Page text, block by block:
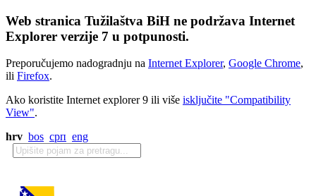
Web stranica Tužilaštva BiH ne podržava Internet
Explorer verzije 7 u potpunosti.
Preporučujemo nadogradnju na Internet Explorer, Google Chrome,
ili Firefox.
Ako koristite Internet explorer 9 ili više isključite "Compatibility
View".
hrv bos срп eng